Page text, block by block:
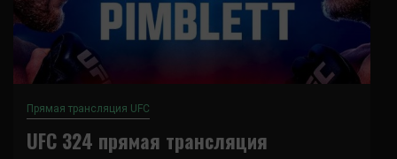
Прямая трансляция UFC
UFC 324 прямая трансляция